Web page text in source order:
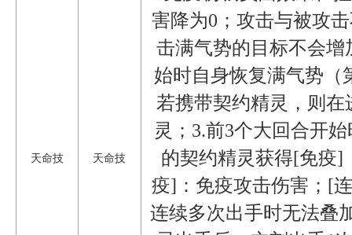
天命技 天命技
害降为0；攻击与被攻
击满气势的目标不会
始时自身恢复满气势（
若携带契约精灵，则
灵；3.前3个大回合开
的契约精灵获得[免疫]
疫]：免疫攻击伤害；[
连续多次出手时无法叠